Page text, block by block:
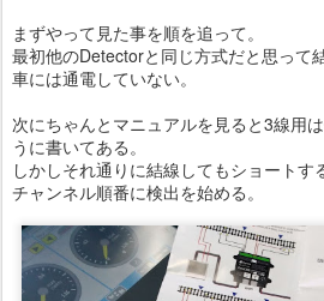
まずやって見た事を順を追って。
最初他のDetectorと同じ方式だと思って
車には通電していない。
次にちゃんとマニュアルを見ると3線用
うに書いてある。
しかしそれ通りに結線してもショート
チャンネル順番に検出を始める。